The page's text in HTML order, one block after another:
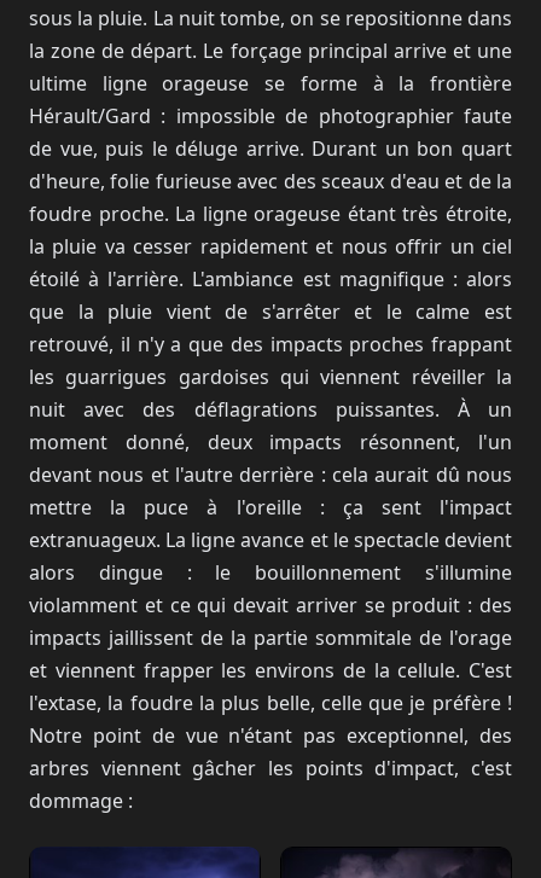
sous la pluie. La nuit tombe, on se repositionne dans
la zone de départ. Le forçage principal arrive et une
ultime ligne orageuse se forme à la frontière
Hérault/Gard : impossible de photographier faute
de vue, puis le déluge arrive. Durant un bon quart
d'heure, folie furieuse avec des sceaux d'eau et de la
foudre proche. La ligne orageuse étant très étroite,
la pluie va cesser rapidement et nous offrir un ciel
étoilé à l'arrière. L'ambiance est magnifique : alors
que la pluie vient de s'arrêter et le calme est
retrouvé, il n'y a que des impacts proches frappant
les guarrigues gardoises qui viennent réveiller la
nuit avec des déflagrations puissantes. À un
moment donné, deux impacts résonnent, l'un
devant nous et l'autre derrière : cela aurait dû nous
mettre la puce à l'oreille : ça sent l'impact
extranuageux. La ligne avance et le spectacle devient
alors dingue : le bouillonnement s'illumine
violamment et ce qui devait arriver se produit : des
impacts jaillissent de la partie sommitale de l'orage
et viennent frapper les environs de la cellule. C'est
l'extase, la foudre la plus belle, celle que je préfère !
Notre point de vue n'étant pas exceptionnel, des
arbres viennent gâcher les points d'impact, c'est
dommage :